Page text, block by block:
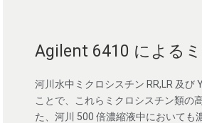
Agilent 6410 による
河川水中ミクロシスチン RR,LR 及び
ことで、これらミクロシスチン類の
た、河川 500 倍濃縮液中において